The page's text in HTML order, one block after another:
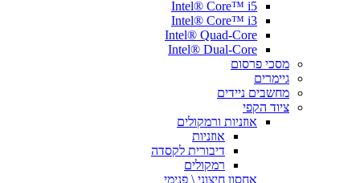
Intel® Core™ i5
Intel® Core™ i3
Intel® Quad-Core
Intel® Dual-Core
מסכי פרסום
גיימרים
מחשבים ניידים
ציוד הקפי
אוזניות ורמקולים
אוזניות
דיבורית לקסדה
רמקולים
אחסון חיצוני \ פנימי